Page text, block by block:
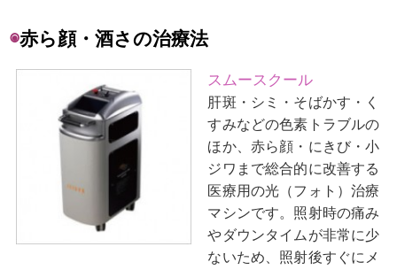
◉赤ら顔・酒さの治療法
スムースクール
肝斑・シミ・そばかす・く
すみなどの色素トラブルの
ほか、赤ら顔・にきび・小
ジワまで総合的に改善する
医療用の光（フォト）治療
マシンです。照射時の痛み
やダウンタイムが非常に少
ないため、照射後すぐにメ